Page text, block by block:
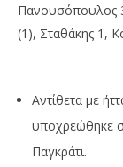
2022
Maxitis
Petroupolis
Πανουσόπουλος
(1), Σταθάκης 1,
Αντίθετα με
υποχρεώθηκε
Παγκράτι.